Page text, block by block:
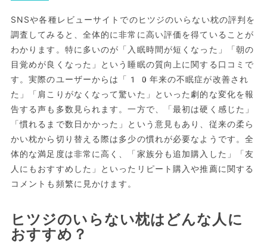
SNSや各種レビューサイトでのヒツジのいらない枕の評判を
調査してみると、全体的に非常に高い評価を得ていることが
わかります。特に多いのが「入眠時間が短くなった」「朝の
目覚めが良くなった」という睡眠の質向上に関する口コミで
す。実際のユーザーからは「10年来の不眠症が改善され
た」「肩こりがなくなって驚いた」といった劇的な変化を報
告する声も多数見られます。一方で、「最初は硬く感じた」
「慣れるまで数日かかった」という意見もあり、従来の柔ら
かい枕から切り替える際は多少の慣れが必要なようです。全
体的な満足度は非常に高く、「家族分も追加購入した」「友
人にもおすすめした」といったリピート購入や推薦に関する
コメントも頻繁に見かけます。
ヒツジのいらない枕はどんな人に
おすすめ？